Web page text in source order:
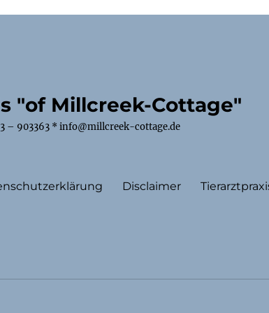
"of Millcreek-Cottage"
– 903363 * info@millcreek-cottage.de
Disclaimer